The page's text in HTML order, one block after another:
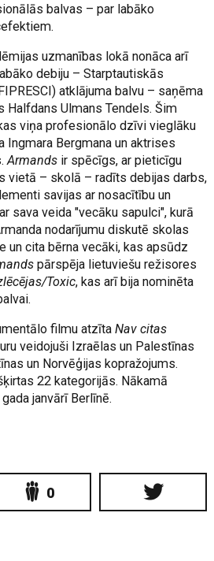
balvas – par labāko
uzmanības lokā nonāca arī
debiju – Starptautiskās
atklājuma balvu – saņēma
Halfdans Ulmans Tendels. Šim
viņa profesionālo dzīvi vieglāku
Ingmara Bergmana un aktrises
Armands ir spēcīgs, ar pieticīgu
vietā – skolā – radīts debijas darbs,
savijas ar nosacītību un
sava veida "vecāku sapulci", kurā
nodarījumu diskutē skolas
un cita bērna vecāki, kas apsūdz
pārspēja lietuviešu režisores
Toxic, kas arī bija nominēta
filmu atzītaNav citas
veidojuši Izraēlas un Palestīnas
un Norvēģijas kopražojums.
22 kategorijās. Nākamā
janvārī Berlīnē.
0